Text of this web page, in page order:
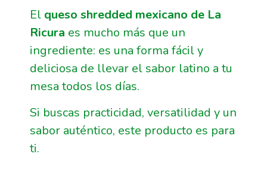
El queso shredded mexicano de La
Ricura es mucho más que un
ingrediente: es una forma fácil y
deliciosa de llevar el sabor latino a tu
mesa todos los días.
Si buscas practicidad, versatilidad y un
sabor auténtico, este producto es para
ti.